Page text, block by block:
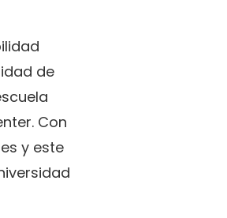
de
Con
y este